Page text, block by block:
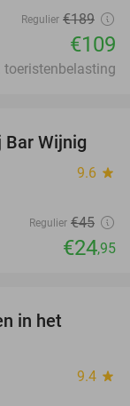
Regulier €189
€109
toeristenbelasting
45%
Bar Wijnig
9.6 star
Regulier €45
€24,95
in het
9.4 star